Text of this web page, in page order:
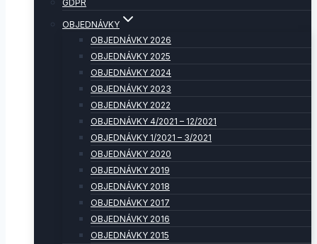
GDPR
OBJEDNÁVKY
OBJEDNÁVKY 2026
OBJEDNÁVKY 2025
OBJEDNÁVKY 2024
OBJEDNÁVKY 2023
OBJEDNÁVKY 2022
OBJEDNÁVKY 4/2021 – 12/2021
OBJEDNÁVKY 1/2021 – 3/2021
OBJEDNÁVKY 2020
OBJEDNÁVKY 2019
OBJEDNÁVKY 2018
OBJEDNÁVKY 2017
OBJEDNÁVKY 2016
OBJEDNÁVKY 2015